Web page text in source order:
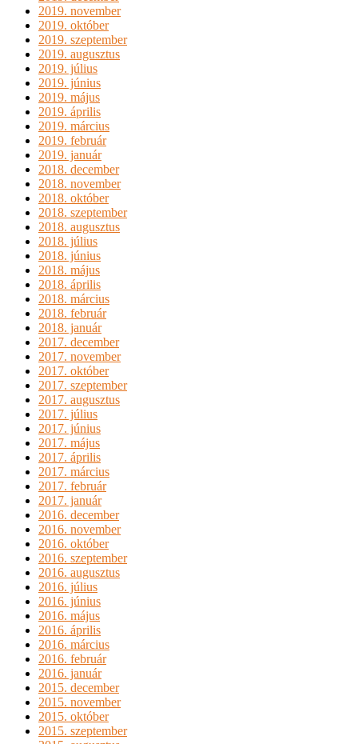
2019. november
2019. október
2019. szeptember
2019. augusztus
2019. július
2019. június
2019. május
2019. április
2019. március
2019. február
2019. január
2018. december
2018. november
2018. október
2018. szeptember
2018. augusztus
2018. július
2018. június
2018. május
2018. április
2018. március
2018. február
2018. január
2017. december
2017. november
2017. október
2017. szeptember
2017. augusztus
2017. július
2017. június
2017. május
2017. április
2017. március
2017. február
2017. január
2016. december
2016. november
2016. október
2016. szeptember
2016. augusztus
2016. július
2016. június
2016. május
2016. április
2016. március
2016. február
2016. január
2015. december
2015. november
2015. október
2015. szeptember